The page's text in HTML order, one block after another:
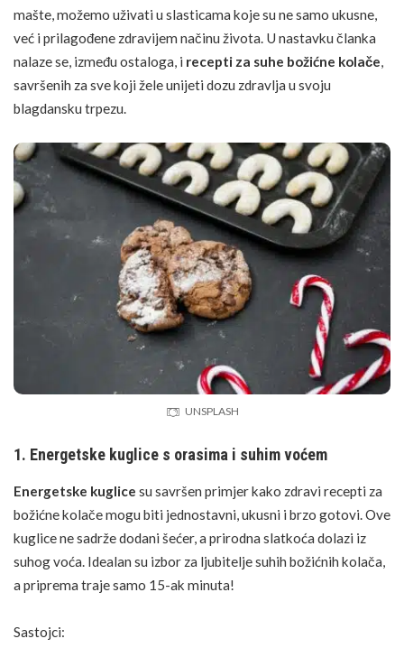
SHUTTERSTOCK
mašte, možemo uživati u slasticama koje su ne samo ukusne,
već i prilagođene zdravijem načinu života. U nastavku članka
nalaze se, između ostaloga, i recepti za suhe božićne kolače,
savršenih za sve koji žele unijeti dozu zdravlja u svoju
blagdansku trpezu.
UNSPLASH
1. Energetske kuglice s orasima i suhim voćem
Energetske kuglice su savršen primjer kako zdravi recepti za
božićne kolače mogu biti jednostavni, ukusni i brzo gotovi. Ove
kuglice ne sadrže dodani šećer, a prirodna slatkoća dolazi iz
suhog voća. Idealan su izbor za ljubitelje suhih božićnih kolača,
a priprema traje samo 15-ak minuta!
Sastojci: